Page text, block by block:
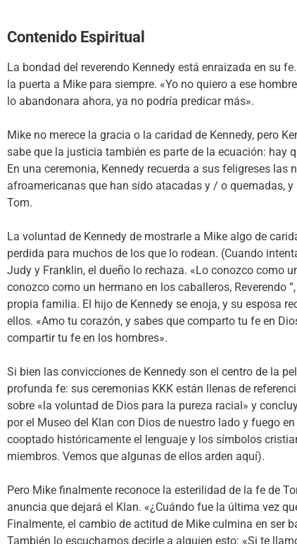
Contenido Espiritual
La bondad del reverendo Kennedy está enraizada en su
la puerta a Mike para siempre. «Yo no quiero a ese
lo abandonara ahora, ya no podría predicar más».
Mike no merece la gracia o la caridad de Kennedy, pero
sabe que la justicia también es parte de la ecuación: hay
En una ceremonia, Kennedy recuerda a sus feligreses
afroamericanas que han sido atacadas y / o quemadas,
Tom.
La voluntad de Kennedy de mostrarle a Mike algo de
perdida para muchos de los que lo rodean. (Cuando
Judy y Franklin, el dueño lo rechaza. «Lo conozco como
conozco como un hermano en los caballeros, Reverendo
propia familia. El hijo de Kennedy se enoja, y su esposa
ellos. «Amo tu corazón, y sabes que comparto tu fe en
compartir tu fe en los hombres».
Si bien las convicciones de Kennedy son el centro de la
profunda fe: sus ceremonias KKK están llenas de
sobre «la voluntad de Dios para la pureza racial» y
por el Museo del Klan con Dios de nuestro lado y fuego
cooptado históricamente el lenguaje y los símbolos
miembros. Vemos que algunas de ellos arden aquí).
Pero Mike finalmente reconoce la esterilidad de la fe de
anuncia que dejará el Klan. «¿Cuándo fue la última vez
Finalmente, el cambio de actitud de Mike culmina en ser
También lo escuchamos decirle a alguien esto: «Si te